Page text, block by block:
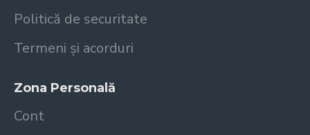
Politică de securitate
Termeni și acorduri
Zona Personală
Cont